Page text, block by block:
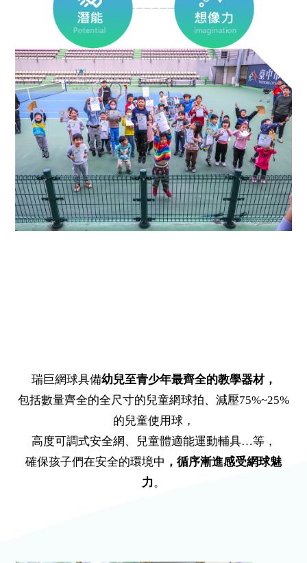
瑞巨網球具備幼兒至青少年最齊全的教學器材，
包括數量齊全的全尺寸的兒童網球拍、減壓75%~25%
的兒童使用球，
高度可調式安全網、兒童體適能運動輔具…等，
確保孩子們在安全的環境中 ，循序漸進感受網球魅
力。